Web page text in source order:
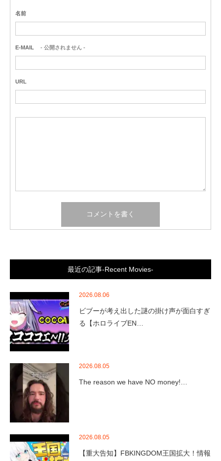
名前
E-MAIL - 公開されません -
URL
最近の記事-Recent Movies-
2026.08.06
ビブーが考え出した謎の掛け声が面白すぎ
る【ホロライブEN…
2026.08.05
The reason we have NO money!…
2026.08.05
【重大告知】FBKINGDOM王国拡大！情報